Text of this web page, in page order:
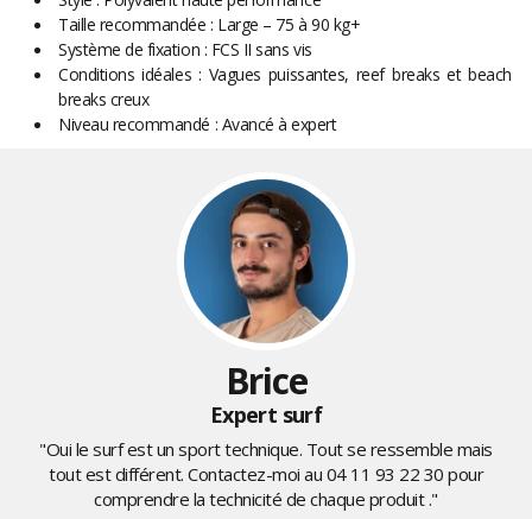
Taille recommandée : Large – 75 à 90 kg+
Système de fixation : FCS II sans vis
Conditions idéales : Vagues puissantes, reef breaks et beach
breaks creux
Niveau recommandé : Avancé à expert
Brice
Expert surf
"Oui le surf est un sport technique. Tout se ressemble mais
tout est différent. Contactez-moi au 04 11 93 22 30 pour
comprendre la technicité de chaque produit ."